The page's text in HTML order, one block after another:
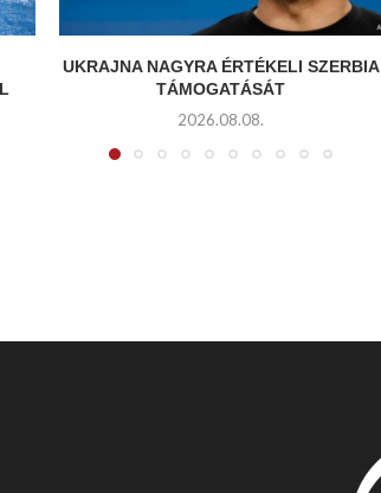
UKRAJNA NAGYRA ÉRTÉKELI SZERBIA
TÁMOGATÁSÁT
2026.08.08.